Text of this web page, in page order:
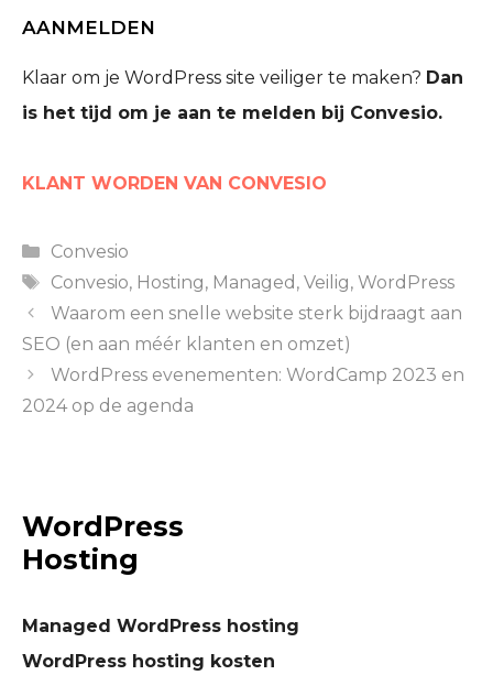
AANMELDEN
Klaar om je WordPress site veiliger te maken? Dan
is het tijd om je aan te melden bij Convesio.
KLANT WORDEN VAN CONVESIO
Categories
Convesio
Tags
Convesio, Hosting, Managed , Veilig, WordPress
Waarom een snelle website sterk bijdraagt aan
SEO (en aan méér klanten en omzet)
WordPress evenementen: WordCamp 2023 en
2024 op de agenda
WordPress
Hosting
Managed WordPress hosting
WordPress hosting kosten